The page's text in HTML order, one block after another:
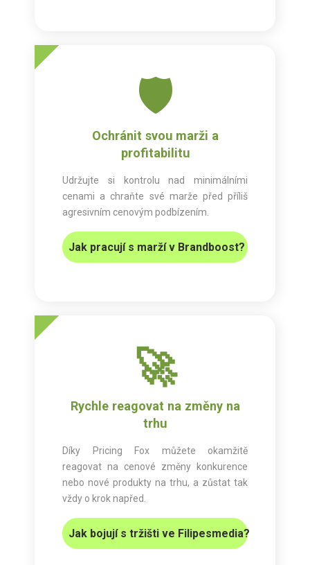
🛡️
Ochránit svou marži a
profitabilitu
Udržujte si kontrolu nad minimálními
cenami a chraňte své marže před příliš
agresivním cenovým podbízením.
Jak pracují s marží v Brandboost?
🚀
Rychle reagovat na změny na
trhu
Díky Pricing Fox můžete okamžitě
reagovat na cenové změny konkurence
nebo nové produkty na trhu, a zůstat tak
vždy o krok napřed.
Jak bojují s tržišti ve Filipesmedia?